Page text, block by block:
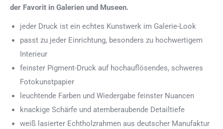
der Favorit in Galerien und Museen.
jeder Druck ist ein echtes Kunstwerk im Galerie-Look
passt zu jeder Einrichtung, besonders zu hochwertigem
Interieur
feinster Pigment-Druck auf hochauflösendes, schweres
Fotokunstpapier
leuchtende Farben und Wiedergabe feinster Nuancen
knackige Schärfe und atemberaubende Detailtiefe
weiß lasierter Echtholzrahmen aus deutscher Manufaktur